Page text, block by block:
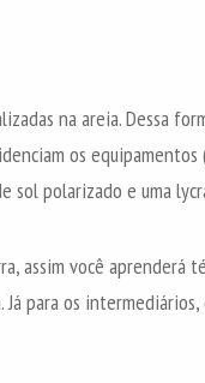
na areia. Dessa
os
polarizado e uma
assim você aprenderá
para os